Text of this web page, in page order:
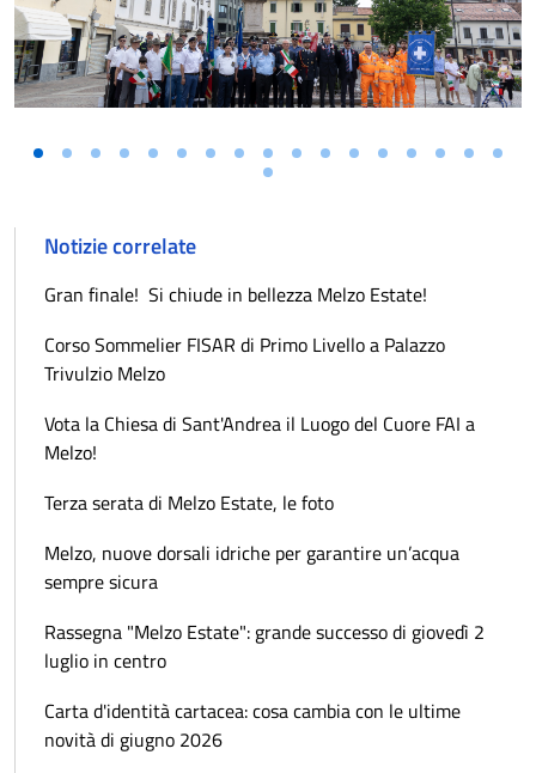
Notizie correlate
Gran finale! Si chiude in bellezza Melzo Estate!
Corso Sommelier FISAR di Primo Livello a Palazzo
Trivulzio Melzo
Vota la Chiesa di Sant'Andrea il Luogo del Cuore FAI a
Melzo!
Terza serata di Melzo Estate, le foto
Melzo, nuove dorsali idriche per garantire un’acqua
sempre sicura
Rassegna "Melzo Estate": grande successo di giovedì 2
luglio in centro
Carta d'identità cartacea: cosa cambia con le ultime
novità di giugno 2026